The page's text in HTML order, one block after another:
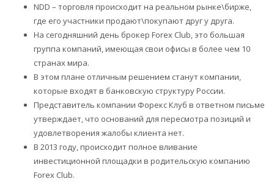
NDD – торговля происходит на реальном рынке\бирже,
где его участники продают\покупают друг у друга.
На сегодняшний день брокер Forex Club, это большая
группа компаний, имеющая свои офисы в более чем 10
странах мира.
В этом плане отличным решением станут компании,
которые входят в банковскую структуру России.
Представитель компании Форекс Клуб в ответном письме
утверждает, что оснований для пересмотра позиций и
удовлетворения жалобы клиента нет.
В 2013 году, происходит полное вливание
инвестиционной площадки в родительскую компанию
Forex Club.